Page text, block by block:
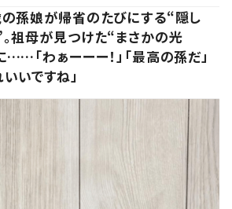
孫娘が帰省のたびにする“隠し
。祖母が見つけた“まさかの光
「わぁーーー！」「最高の孫だ」
いいですね」